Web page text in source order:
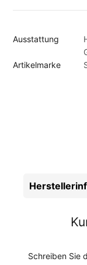
Ausstattung
Artikelmarke
Schreiben Sie